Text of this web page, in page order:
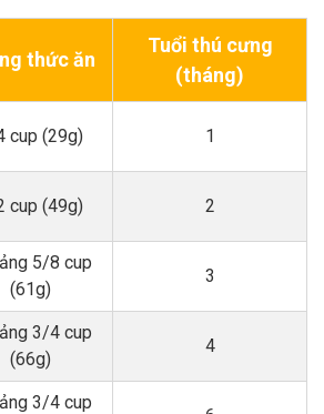
thức ăn
Tuổi thú cưng
(tháng)
cup (29g) 1
cup (49g) 2
5/8 cup
(61g)
3
3/4 cup
(66g)
4
3/4 cup